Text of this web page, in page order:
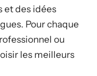
et des idées
Pour chaque
ou
les meilleurs